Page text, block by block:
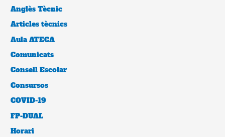
Anglès Tècnic
Articles tècnics
Aula ATECA
Comunicats
Consell Escolar
Consursos
COVID-19
FP-DUAL
Horari